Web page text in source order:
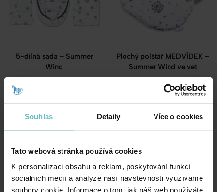
Souhlas Detaily Více o cookies
Tato webová stránka používá cookies
K personalizaci obsahu a reklam, poskytování funkcí
sociálních médií a analýze naší návštěvnosti využíváme
soubory cookie. Informace o tom, jak náš web používáte,
5-dílná sada – Summer
Wind
Plochý polštář MEDVÍDEK –
Summer Wind velvet